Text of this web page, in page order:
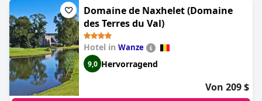
Domaine de Naxhelet (Domaine
des Terres du Val)
Hotel in Wanze
9,0 Hervorragend
Von 209 $